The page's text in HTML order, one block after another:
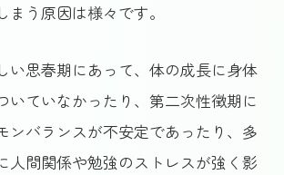
まう原因は様々です。
い思春期にあって、体の成長に身体
いていなかったり、第二次性徴期に
ンバランスが不安定であったり、多
人間関係や勉強のストレスが強く影